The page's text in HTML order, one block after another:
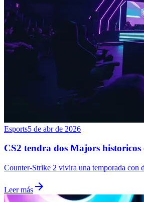
Esports5 de abr de 2026
CS2 tendra dos Majors
Counter-Strike 2 vivira una temporada con
Leer más arrow_forward